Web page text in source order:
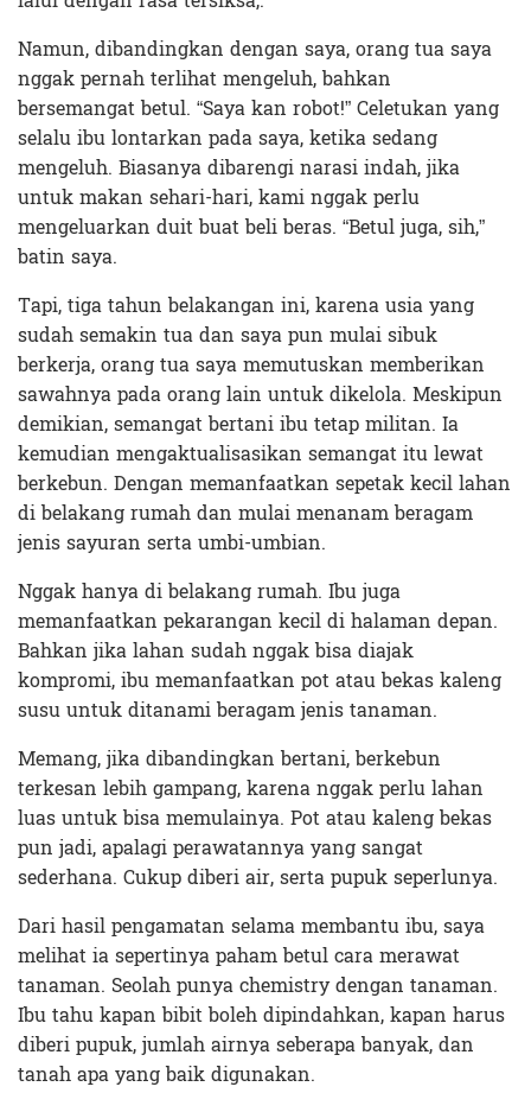
Namun, dibandingkan dengan saya, orang tua saya
nggak pernah terlihat mengeluh, bahkan
bersemangat betul. “Saya kan robot!” Celetukan yang
selalu ibu lontarkan pada saya, ketika sedang
mengeluh. Biasanya dibarengi narasi indah, jika
untuk makan sehari-hari, kami nggak perlu
mengeluarkan duit buat beli beras. “Betul juga, sih,”
batin saya.
Tapi, tiga tahun belakangan ini, karena usia yang
sudah semakin tua dan saya pun mulai sibuk
berkerja, orang tua saya memutuskan memberikan
sawahnya pada orang lain untuk dikelola. Meskipun
demikian, semangat bertani ibu tetap militan. Ia
kemudian mengaktualisasikan semangat itu lewat
berkebun. Dengan memanfaatkan sepetak kecil lahan
di belakang rumah dan mulai menanam beragam
jenis sayuran serta umbi-umbian.
Nggak hanya di belakang rumah. Ibu juga
memanfaatkan pekarangan kecil di halaman depan.
Bahkan jika lahan sudah nggak bisa diajak
kompromi, ibu memanfaatkan pot atau bekas kaleng
susu untuk ditanami beragam jenis tanaman.
Memang, jika dibandingkan bertani, berkebun
terkesan lebih gampang, karena nggak perlu lahan
luas untuk bisa memulainya. Pot atau kaleng bekas
pun jadi, apalagi perawatannya yang sangat
sederhana. Cukup diberi air, serta pupuk seperlunya.
Dari hasil pengamatan selama membantu ibu, saya
melihat ia sepertinya paham betul cara merawat
tanaman. Seolah punya chemistry dengan tanaman.
Ibu tahu kapan bibit boleh dipindahkan, kapan harus
diberi pupuk, jumlah airnya seberapa banyak, dan
tanah apa yang baik digunakan.